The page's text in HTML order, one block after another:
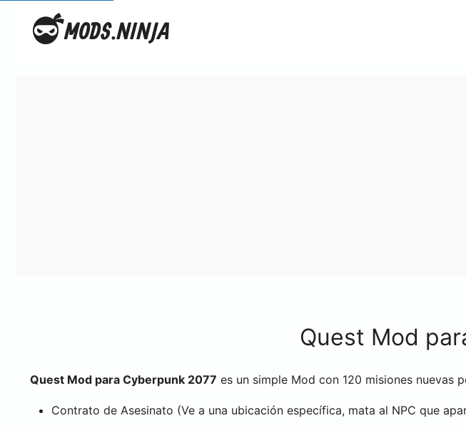
Quest Mod
Quest Mod para Cyberpunk 2077 es un simple Mod con 120 misiones
Contrato de Asesinato (Ve a una ubicación específica, mata al NPC que